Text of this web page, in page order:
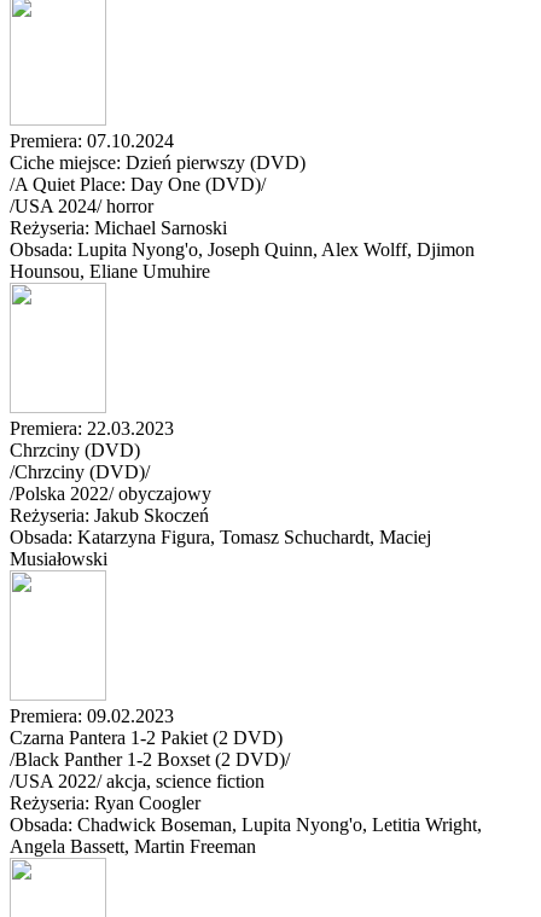
Premiera: 07.10.2024
Ciche miejsce: Dzień pierwszy (DVD)
/A Quiet Place: Day One (DVD)/
/USA 2024/horror
Reżyseria: Michael Sarnoski
Obsada: Lupita Nyong'o, Joseph Quinn, Alex Wolff, Djimon
Hounsou, Eliane Umuhire
Premiera: 22.03.2023
Chrzciny (DVD)
/Chrzciny (DVD)/
/Polska 2022/obyczajowy
Reżyseria: Jakub Skoczeń
Obsada: Katarzyna Figura, Tomasz Schuchardt, Maciej
Musiałowski
Premiera: 09.02.2023
Czarna Pantera 1-2 Pakiet (2 DVD)
/Black Panther 1-2 Boxset (2 DVD)/
/USA 2022/akcja, science fiction
Reżyseria: Ryan Coogler
Obsada: Chadwick Boseman, Lupita Nyong'o, Letitia Wright,
Angela Bassett, Martin Freeman